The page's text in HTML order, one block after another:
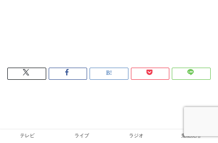
テレビ ライブ ラジオ 鬼龍院翔